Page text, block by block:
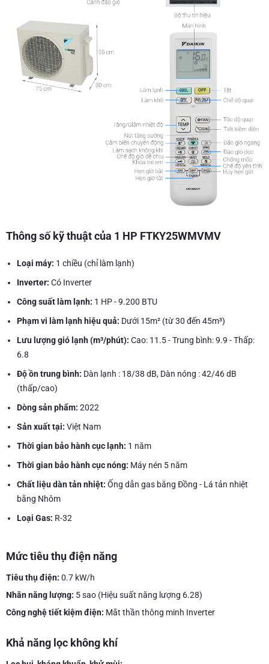
Thông số kỹ thuật của 1 HP FTKY25WMVMV
Loại máy: 1 chiều (chỉ làm lạnh)
Inverter: Có Inverter
Công suất làm lạnh: 1 HP - 9.200 BTU
Phạm vi làm lạnh hiệu quả: Dưới 15m² (từ 30 đến 45m³)
Lưu lượng gió lạnh (m³/phút): Cao: 11.5 - Trung bình: 9.9 - Thấp:
6.8
Độ ồn trung bình: Dàn lạnh : 18/38 dB, Dàn nóng : 42/46 dB
(thấp/cao)
Dòng sản phẩm: 2022
Sản xuất tại: Việt Nam
Thời gian bảo hành cục lạnh: 1 năm
Thời gian bảo hành cục nóng: Máy nén 5 năm
Chất liệu dàn tản nhiệt: Ống dẫn gas bằng Đồng - Lá tản nhiệt
bằng Nhôm
Loại Gas: R-32
Mức tiêu thụ điện năng
Tiêu thụ điện: 0.7 kW/h
Nhãn năng lượng: 5 sao (Hiệu suất năng lượng 6.28)
Công nghệ tiết kiệm điện: Mắt thần thông minh Inverter
Khả năng lọc không khí